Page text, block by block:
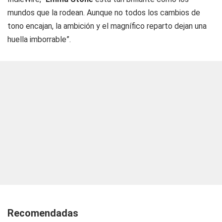
mundos que la rodean. Aunque no todos los cambios de
tono encajan, la ambición y el magnífico reparto dejan una
huella imborrable”.
Recomendadas